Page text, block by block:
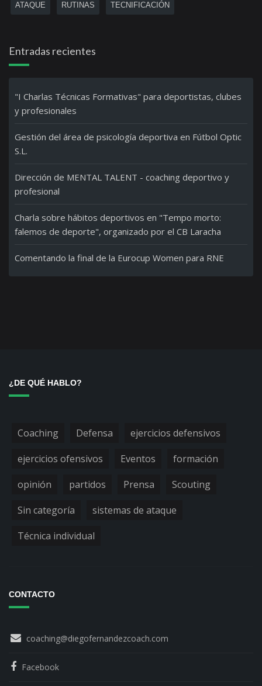
ATAQUE RUTINAS TECNIFICACIÓN
Entradas recientes
"I Charlas Técnicas Formativas" para deportistas, clubes
y profesionales
Gestión del área de psicología deportiva en Fútbol Optic
S.L.
Dirección de MENTAL TALENT - coaching deportivo y
profesional
Charla sobre hábitos deportivos en "Tempo morto:
falemos de deporte", organizado por el CB Laracha
Comentando la final de la Eurocup Women para RNE
¿DE QUÉ HABLO?
Coaching Defensa
ejercicios defensivos
ejercicios ofensivos
Eventos
formación
opinión
partidos Prensa
Scouting
Sin categoría
sistemas de ataque
Técnica individual
CONTACTO
coaching@diegofernandezcoach.com
Facebook